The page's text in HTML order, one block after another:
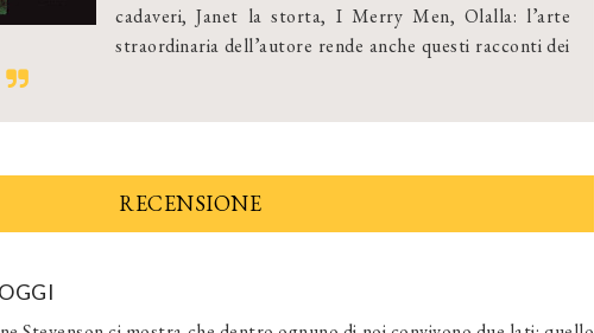
cadaveri, Janet la storta, I Merry Men, Olalla: l’arte
straordinaria dell’autore rende anche questi racconti dei
RECENSIONE